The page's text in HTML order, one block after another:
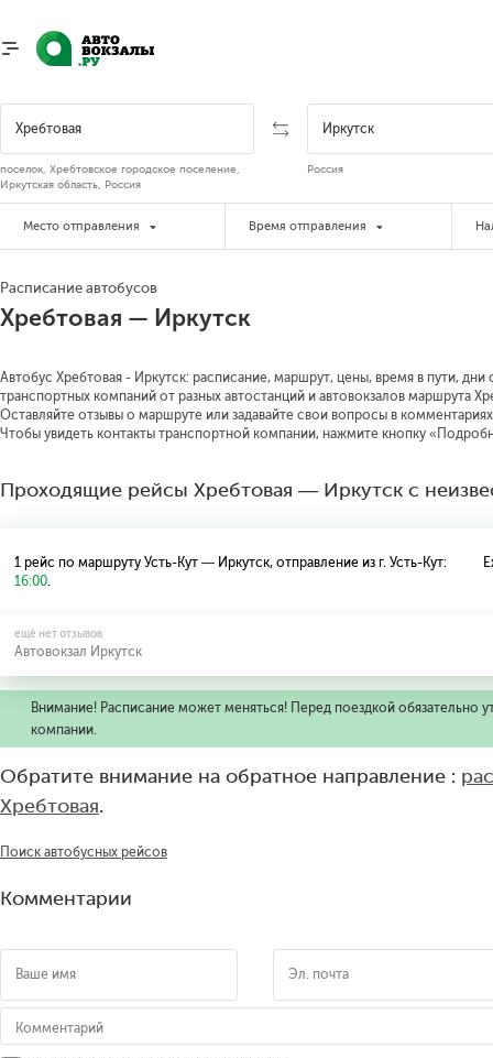
поселок, Хребтовское городское поселение,
Иркутская область, Россия
Россия
Место отправления Время отправления
Расписание автобусов
Хребтовая — Иркутск
Автобус Хребтовая - Иркутск: расписание, маршрут, цены, время в пути, дни
транспортных компаний от разных автостанций и автовокзалов маршрута
Оставляйте отзывы о маршруте или задавайте свои вопросы в
Чтобы увидеть контакты транспортной компании, нажмите кнопку
Проходящие рейсы Хребтовая — Иркутск с
1 рейс по маршруту Усть-Кут — Иркутск, отправление из г. Усть-Кут:
16:00
ещё нет отзывов
Автовокзал Иркутск
Внимание! Расписание может меняться! Перед поездкой обязательно
компании.
Обратите внимание на обратное направление :
Хребтовая.
Поиск автобусных рейсов
Комментарии